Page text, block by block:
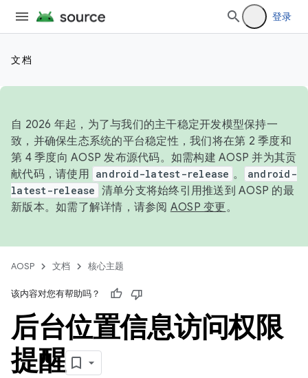
登录
文档
自 2026 年起，为了与我们的主干稳定开发模型保持一
致，并确保生态系统的平台稳定性，我们将在第 2 季度和
第 4 季度向 AOSP 发布源代码。如需构建 AOSP 并为其贡
献代码，请使用 android-latest-release 。
android-
latest-release 清单分支将始终引用推送到 AOSP 的最
新版本。如需了解详情，请参阅 AOSP 变更。
AOSP 文档 核心主题
该内容对您有帮助吗？
后台位置信息访问权限
提醒